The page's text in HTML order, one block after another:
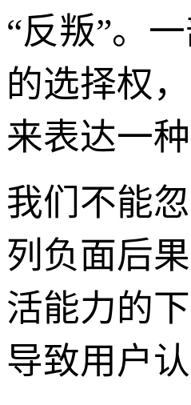
“反叛”。
的选择权
来表达一
我们不能
列负面后
活能力的
导致用户